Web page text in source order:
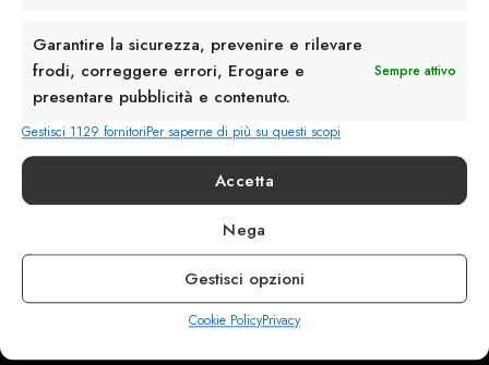
Garantire la sicurezza, prevenire e rilevare
frodi, correggere errori, Erogare e
presentare pubblicità e contenuto.
Sempre attivo
Gestisci 1129 fornitoriPer saperne di più su questi scopi
Accetta
Nega
Gestisci opzioni
Cookie PolicyPrivacy
info@calzaturebelfiore.com
+39 02 468042
MI 20145 • Milano
Termini e Condizioni
Resi e Rimborsi
Spedizioni
Privacy